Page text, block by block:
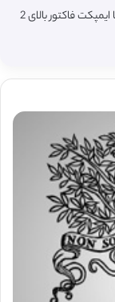
دانلود رایگان مقالات رشته مهندسی فناوری اطلاعات با ایمپکت فاکتور بالای 2